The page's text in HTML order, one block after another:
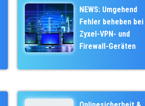
NEWS: Umgehend
Fehler beheben bei
Zyxel-VPN- und
Firewall-Geräten